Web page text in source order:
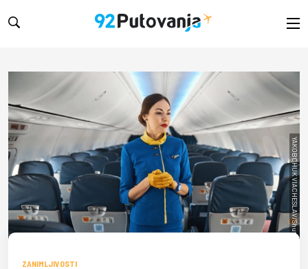
YAKOBCHUK VIACHESLAV/Shutterstock
ZANIMLJIVOSTI